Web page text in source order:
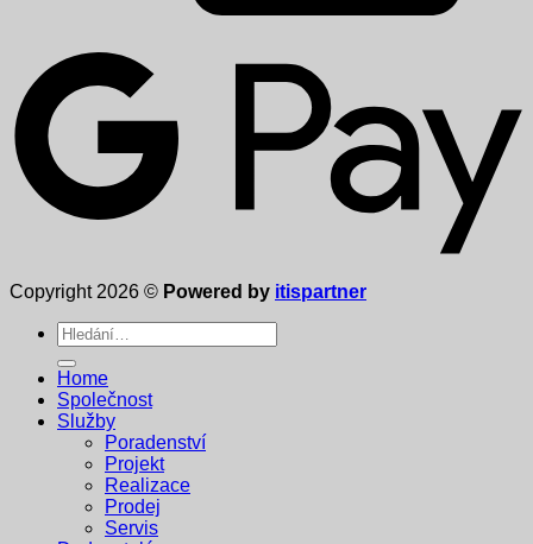
Copyright 2026 © Powered by itispartner
Hledat:
Home
Společnost
Služby
Poradenství
Projekt
Realizace
Prodej
Servis